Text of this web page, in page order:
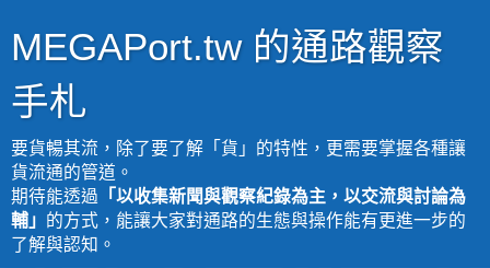
MEGAPort.tw 的通路觀察
手札
要貨暢其流，除了要了解「貨」的特性，更需要掌握各種讓
貨流通的管道。
期待能透過 「以收集新聞與觀察紀錄為主，以交流與討論為
輔」 的方式，能讓大家對通路的生態與操作能有更進一步的
了解與認知。